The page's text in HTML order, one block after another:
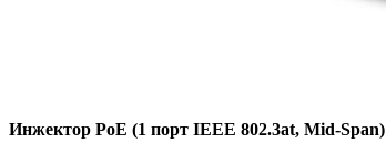
Инжектор PoE (1 порт IEEE 802.3at, Mid-Span)